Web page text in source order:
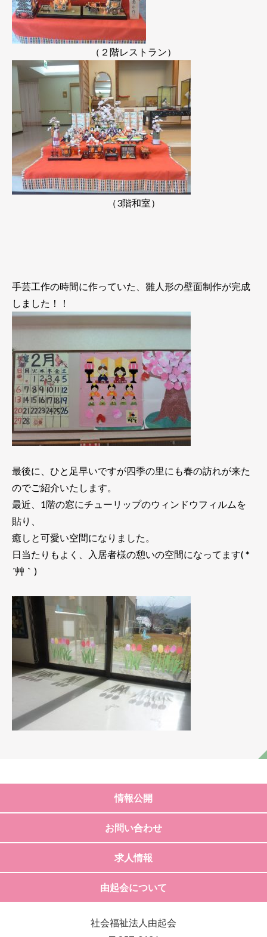
（２階レストラン）
（3階和室）
手芸工作の時間に作っていた、雛人形の壁面制作が完成
しました！！
最後に、ひと足早いですが四季の里にも春の訪れが来た
のでご紹介いたします。
最近、1階の窓にチューリップのウィンドウフィルムを
貼り、
癒しと可愛い空間になりました。
日当たりもよく、入居者様の憩いの空間になってます( *
´艸｀)
情報公開
お問い合わせ
求人情報
由起会について
社会福祉法人由起会